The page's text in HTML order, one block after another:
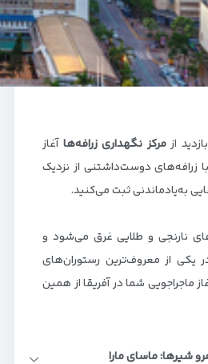
ازمرکز نگهداری زرافه‌ها آغاز
زرافه‌های دوست‌داشتنی از نزدیک
به‌یادماندنی ثبت می‌کنید.
نارنجی و طلایی غرق می‌شود و
یکی از معروف‌ترین رستوران‌های
ماجراجویی شما در آفریقا از همین
شیرها: ماسای مارا